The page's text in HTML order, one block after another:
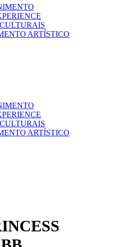
ARTÍSTICO
ARTÍSTICO